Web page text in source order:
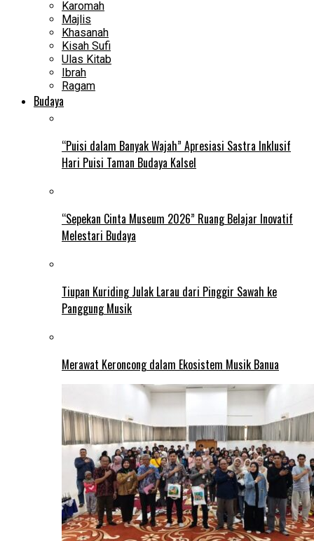
Karomah
Majlis
Khasanah
Kisah Sufi
Ulas Kitab
Ibrah
Ragam
Budaya
“Puisi dalam Banyak Wajah” Apresiasi Sastra Inklusif
Hari Puisi Taman Budaya Kalsel
“Sepekan Cinta Museum 2026” Ruang Belajar Inovatif
Melestari Budaya
Tiupan Kuriding Julak Larau dari Pinggir Sawah ke
Panggung Musik
Merawat Keroncong dalam Ekosistem Musik Banua